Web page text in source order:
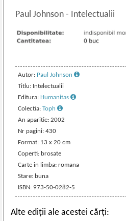
Paul Johnson- Intelectualii
Autor: Paul Johnson
Titlu: Intelectualii
Editura: Humanitas
Colectia:Toph
An aparitie: 2002
Nr pagini: 430
Format: 13 x 20 cm
Coperti: brosate
Carte in limba: romana
Stare: buna
ISBN: 973-50-0282-5
Alte ediții ale acestei cărți: